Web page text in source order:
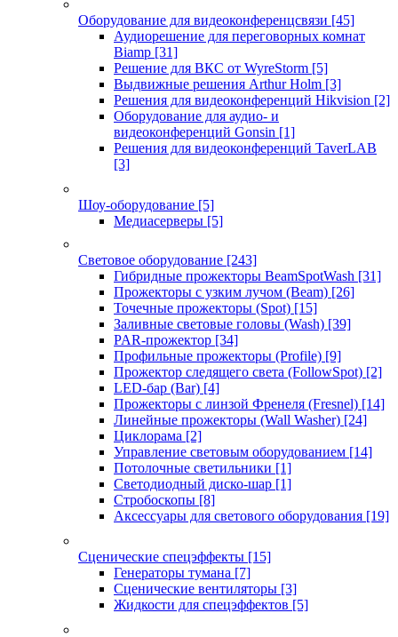
Оборудование для видеоконференцсвязи [45]
Аудиорешение для переговорных комнат
Biamp [31]
Решение для ВКС от WyreStorm [5]
Выдвижные решения Arthur Holm [3]
Решения для видеоконференций Hikvision [2]
Оборудование для аудио- и
видеоконференций Gonsin [1]
Решения для видеоконференций TaverLAB
[3]
Шоу-оборудование [5]
Медиасерверы [5]
Световое оборудование [243]
Гибридные прожекторы BeamSpotWash [31]
Прожекторы с узким лучом (Beam) [26]
Точечные прожекторы (Spot) [15]
Заливные световые головы (Wash) [39]
PAR-прожектор [34]
Профильные прожекторы (Profile) [9]
Прожектор следящего света (FollowSpot) [2]
LED-бар (Bar) [4]
Прожекторы с линзой Френеля (Fresnel) [14]
Линейные прожекторы (Wall Washer) [24]
Циклорама [2]
Управление световым оборудованием [14]
Потолочные светильники [1]
Светодиодный диско-шар [1]
Стробоскопы [8]
Аксессуары для светового оборудования [19]
Сценические спецэффекты [15]
Генераторы тумана [7]
Сценические вентиляторы [3]
Жидкости для спецэффектов [5]